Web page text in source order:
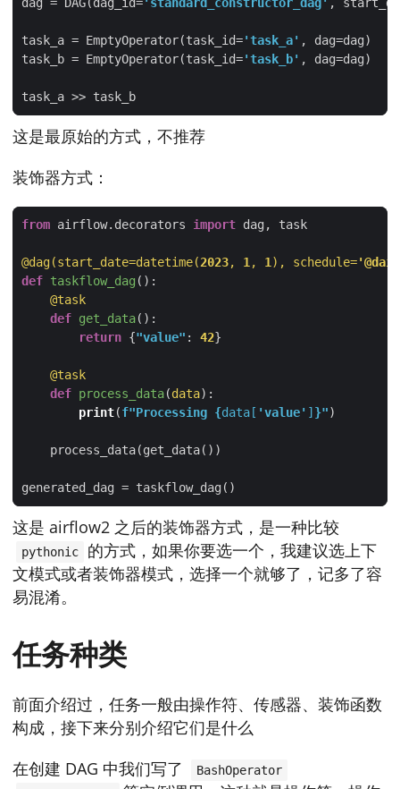
task_a = EmptyOperator(task_id='task_a'
task_b = EmptyOperator(task_id='task_b'
这是最原始的方式，不推荐
装饰器方式：
from airflow.decorators import
@dag(start_date=datetime(2023, 1 , 1 ), schedule=
def taskflow_dag ():
    @task
def get_data():
return {"value" : 42
    @task
def process_data(data):
print(f"Processing {data[ 'value' ] }"
这是 airflow2 之后的装饰器方式，是一种比较
pythonic
的方式，如果你要选一个，我建议选上下
文模式或者装饰器模式，选择一个就够了，记多了容
易混淆。
任务种类
前面介绍过，任务一般由操作符、传感器、装饰函数
构成，接下来分别介绍它们是什么
在创建 DAG 中我们写了
BashOperator